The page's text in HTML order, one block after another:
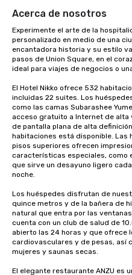
Acerca de nosotros
Experimente el arte de la
personalizado en medio de una
encantadora historia y su estilo
pasos de Union Square, en el
ideal para viajes de negocios o
El Hotel Nikko ofrece 532
incluidas 22 suites. Los
como las camas Subarashee
acceso gratuito a Internet de
de pantalla plana de alta
habitaciones está disponible. Las
pisos superiores ofrecen
características especiales, como
que sirve un desayuno ligero
noche.
Los huéspedes disfrutan de
quince metros y de la bañera de
natural que entra por las
cuenta con un club de salud de
abierto las 24 horas y que ofrece
cardiovasculares y de pesas, así
mujeres y saunas secas.
El elegante restaurante ANZU es